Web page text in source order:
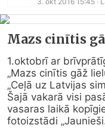
Mazs cinītis
1.oktobrī ar
„Mazs cinītis gāž
„Ceļā uz Latvijas
Šajā vakarā visi
vasaras laikā
fotoizstādi